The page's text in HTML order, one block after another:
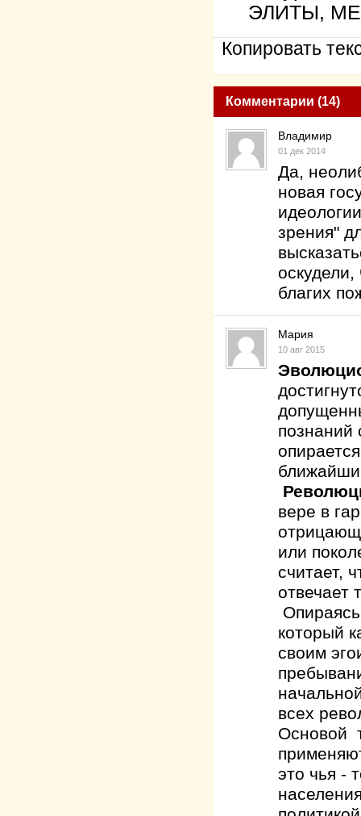
ЭЛИТЫ,
Копировать
Комментарии (14)
Владимир
01 дек 2014
Да,
новая
зрения"
благих
Мария
10 авг 2015
познаний
вере в
или
считает,
отвечает
который
своим
всех
Основой
это чья -